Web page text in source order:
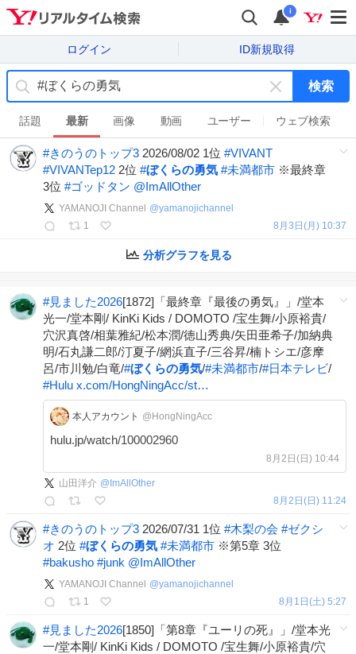
i
ログイン ID新規取得
キ
ー
ワ
ド
す
検索
話題 最新 画像 動画 ユーザー ウェブ検索
#きのうのトップ3 2026/08/02 1位 #VIVANT
#VIVANTep12 2位 #ぼくらの勇気 #未満都市 ※最終章
3位 #ゴッドタン @ImAllOther
YAMANOJI Channel @yamanojichannel
1
8月3日(月) 10:37
分析グラフを見る
#見ました2026[1872]「最終章『最後の勇気』」/堂本
光一/堂本剛/ KinKi Kids / DOMOTO /宝生舞/小原裕貴/
穴沢真啓/相葉雅紀/松本潤/徳山秀典/矢田亜希子/加納典
明/石丸謙二郎/汀夏子/網浜直子/三谷昇/楠トシエ/彦摩
呂/市川勉/白竜/#ぼくらの勇気/#未満都市/#日本テレビ/
#Hulu x.com/HongNingAcc/st…
本人アカウント @HongNingAcc
hulu.jp/watch/100002960
8月2日(日) 10:44
山田洋介 @ ImAllOther
8月2日(日) 11:24
#きのうのトップ3 2026/07/31 1位 #木梨の会 #ゼクシ
オ 2位 #ぼくらの勇気 #未満都市 ※第5章 3位
#bakusho #junk @ImAllOther
YAMANOJI Channel @yamanojichannel
1
8月1日(土) 5:27
#見ました2026[1850]「第8章『ユーリの死』」/堂本光
一/堂本剛/ KinKi Kids / DOMOTO /宝生舞/小原裕貴/穴